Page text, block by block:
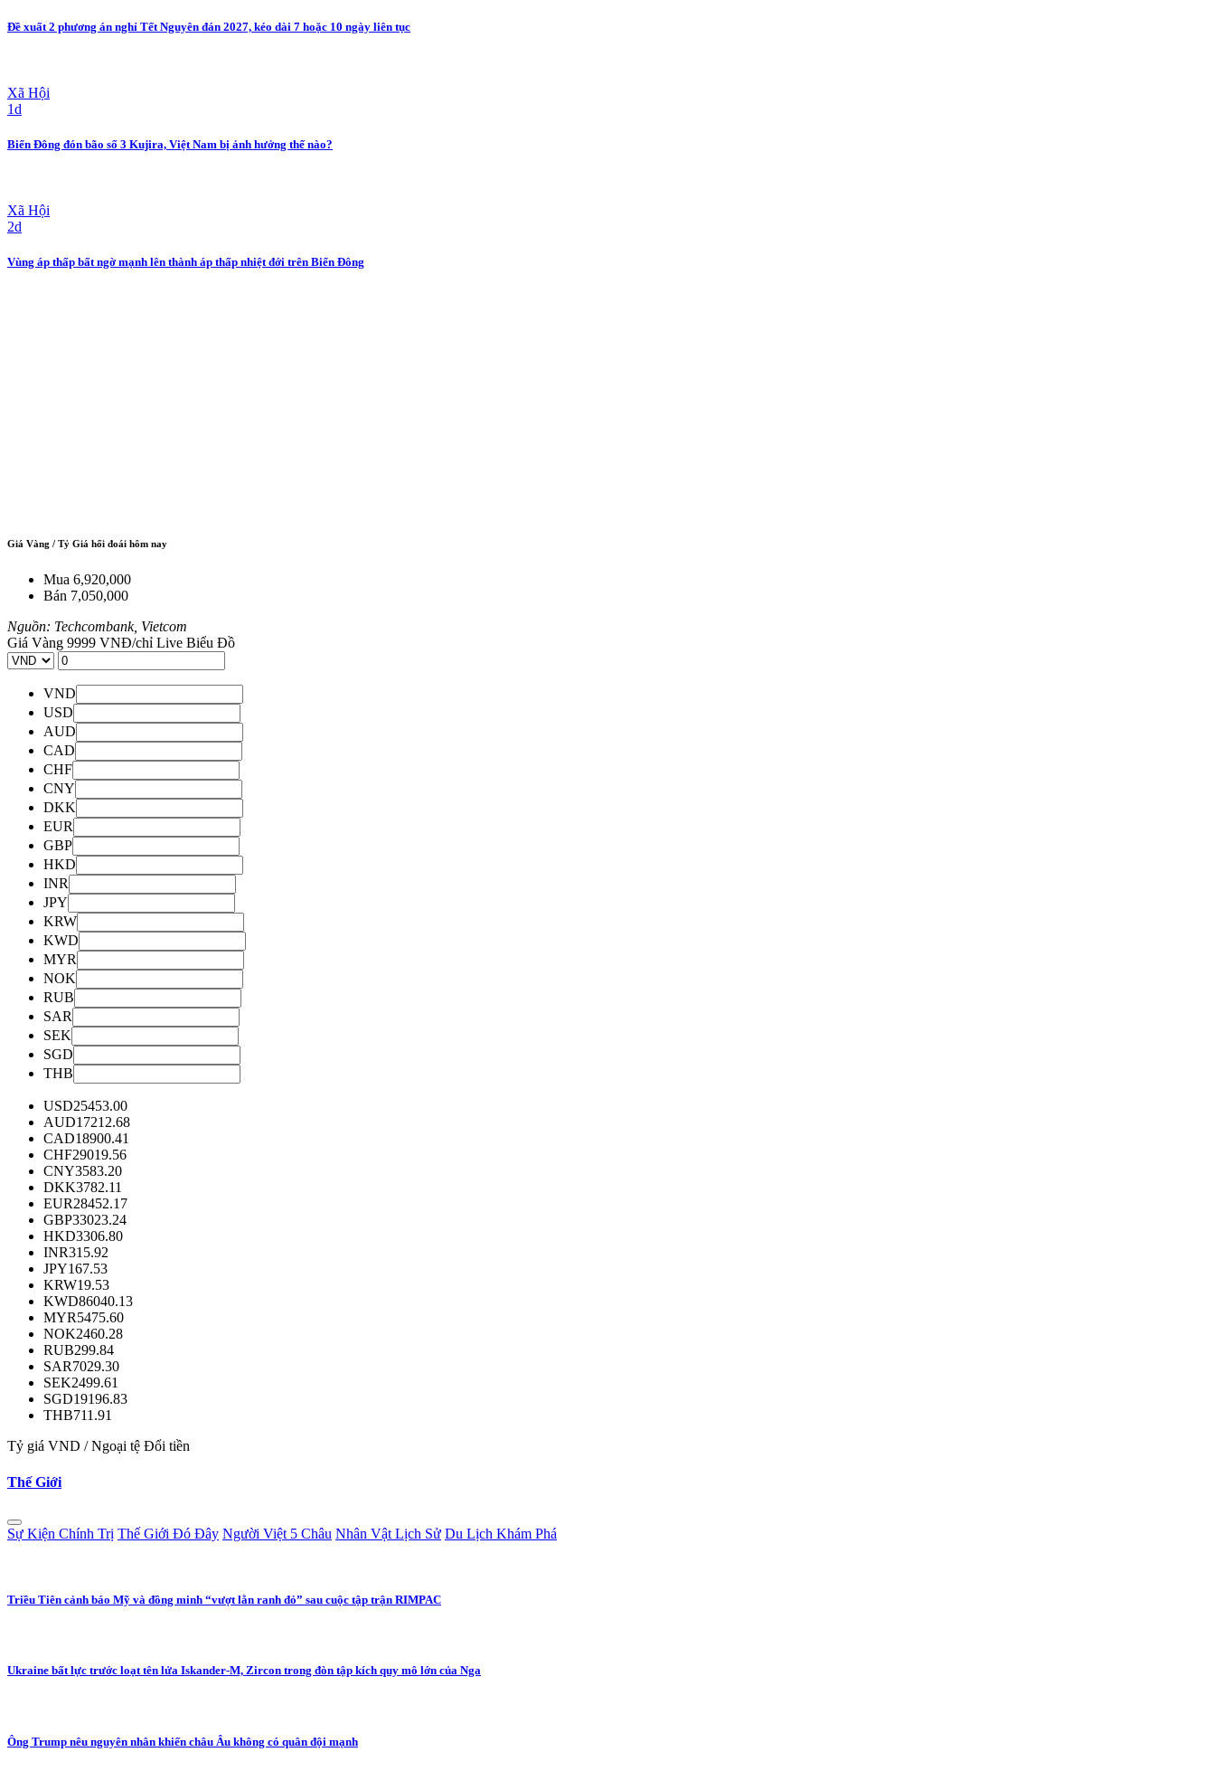
Đề xuất 2 phương án nghỉ Tết Nguyên đán 2027, kéo dài 7 hoặc 10 ngày liên tục
Xã Hội
1d
Biển Đông đón bão số 3 Kujira, Việt Nam bị ảnh hưởng thế nào?
Xã Hội
2d
Vùng áp thấp bất ngờ mạnh lên thành áp thấp nhiệt đới trên Biển Đông
Giá Vàng / Tỷ Giá hối đoái hôm nay
Mua 6,920,000
Bán 7,050,000
Nguồn: Techcombank, Vietcom
Giá Vàng 9999 VNĐ/chỉ Live Biểu Đồ
VND
USD
AUD
CAD
CHF
CNY
DKK
EUR
GBP
HKD
INR
JPY
KRW
KWD
MYR
NOK
RUB
SAR
SEK
SGD
THB
USD25453.00
AUD17212.68
CAD18900.41
CHF29019.56
CNY3583.20
DKK3782.11
EUR28452.17
GBP33023.24
HKD3306.80
INR315.92
JPY167.53
KRW19.53
KWD86040.13
MYR5475.60
NOK2460.28
RUB299.84
SAR7029.30
SEK2499.61
SGD19196.83
THB711.91
Tỷ giá VND / Ngoại tệ Đổi tiền
Thế Giới
Sự Kiện Chính Trị Thế Giới Đó Đây Người Việt 5 Châu Nhân Vật Lịch Sử Du Lịch Khám Phá
Triều Tiên cảnh báo Mỹ và đồng minh “vượt lằn ranh đỏ” sau cuộc tập trận RIMPAC
Ukraine bất lực trước loạt tên lửa Iskander-M, Zircon trong đòn tập kích quy mô lớn của Nga
Ông Trump nêu nguyên nhân khiến châu Âu không có quân đội mạnh